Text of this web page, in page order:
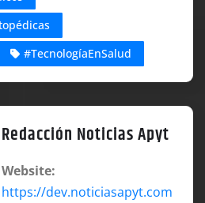
#TecnologíaEnSalud
Redacción Noticias Apyt
Website:
https://dev.noticiasapyt.com